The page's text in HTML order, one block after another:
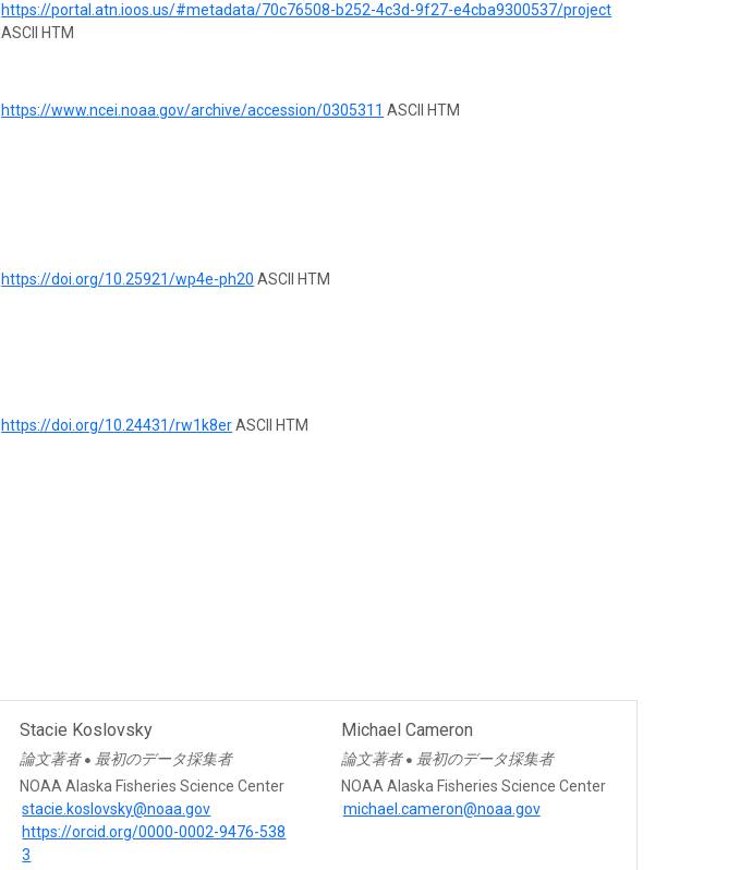
https://portal.atn.ioos.us/#metadata/70c76508-b252-4c3d-9f27-e4cba9300537/project
ASCII HTM
https://www.ncei.noaa.gov/archive/accession/0305311 ASCII HTM
https://doi.org/10.25921/wp4e-ph20 ASCII HTM
https://doi.org/10.24431/rw1k8erASCII HTM
Stacie Koslovsky
論文著者 ● 最初のデータ採集者
NOAA Alaska Fisheries Science Center
stacie.koslovsky@noaa.gov
https://orcid.org/0000-0002-9476-538
3
Michael Cameron
論文著者 ● 最初のデータ採集者
NOAA Alaska Fisheries Science Center
michael.cameron@noaa.gov